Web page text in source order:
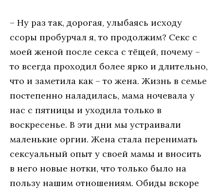
– Ну раз так, дорогая, улыбаясь исходу
ссоры пробурчал я, то продолжим? Секс с
моей женой после секса с тёщей, почему –
то всегда проходил более ярко и длительно,
что и заметила как – то жена. Жизнь в семье
постепенно наладилась, мама ночевала у
нас с пятницы и уходила только в
воскресенье. В эти дни мы устраивали
маленькие оргии. Жена стала перенимать
сексуальный опыт у своей мамы и вносить
в него новые нотки, что только было на
пользу нашим отношениям. Обиды вскоре